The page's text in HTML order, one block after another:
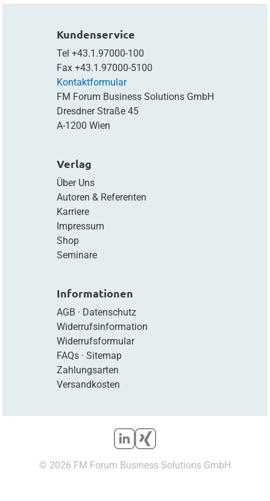
Kundenservice
Tel +43.1.97000-100
Fax +43.1.97000-5100
Kontaktformular
FM Forum Business Solutions GmbH
Dresdner Straße 45
A-1200 Wien
Verlag
Über Uns
Autoren & Referenten
Karriere
Impressum
Shop
Seminare
Informationen
AGB · Datenschutz
Widerrufsinformation
Widerrufsformular
FAQs· Sitemap
Zahlungsarten
Versandkosten
© 2026 FM Forum Business Solutions GmbH